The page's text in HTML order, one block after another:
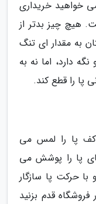
خواهید خریداری
هیچ چیز بدتر از
به مقدار ای تنگ
دارد، اما نه به
پا را قطع کند.
پا را لمس می
پا را پوشش می
حرکت پا سازگار
قدم بزنید